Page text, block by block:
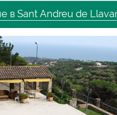
в Sant Andreu de